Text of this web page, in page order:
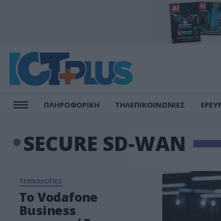
ΠΛΗΡΟΦΟΡΙΚΗ ΤΗΛΕΠΙΚΟΙΝΩΝΙΕΣ
SECURE SD-WAN
ΤΕΧΝΟΛΟΓΙΕΣ
Το Vodafone
Business